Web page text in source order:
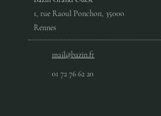
1, rue Raoul Ponchon, 35000
Rennes
mail@bazin.fr
01 72 76 62 20